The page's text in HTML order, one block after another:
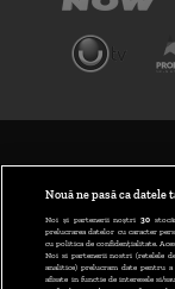
Nouă ne pasă ca datele
Noi și partenerii noștri 30
prelucrarea datelor cu caracter
cu politica de confidențialitate.
Noi si partenerii nostri (retelele
analitice) prelucram date pentru
afisate in functie de interesele si/